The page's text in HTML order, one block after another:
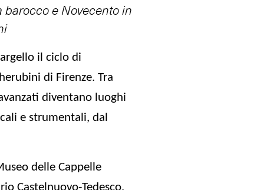
e Novecento in
il ciclo di
di Firenze. Tra
diventano luoghi
e strumentali, dal
delle Cappelle
Castelnuovo-Tedesco,